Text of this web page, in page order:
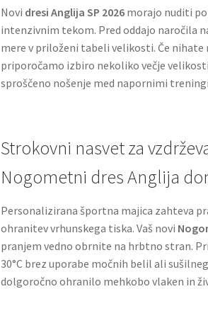
Novi dresi Anglija SP 2026 morajo nuditi
intenzivnim tekom. Pred oddajo naročila
mere v priloženi tabeli velikosti. Če nihate
priporočamo izbiro nekoliko večje
sproščeno nošenje med napornimi
Strokovni nasvet za
Nogometni dres Anglija
Personalizirana športna majica zahteva
ohranitev vrhunskega tiska. Vaš novi
pranjem vedno obrnite na hrbtno stran.
30°C brez uporabe močnih belil ali
dolgoročno ohranilo mehkobo vlaken in